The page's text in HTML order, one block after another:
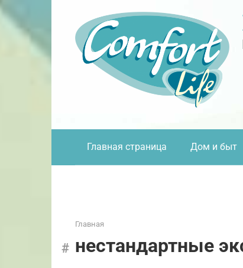
Перейти
контенту
Главная страница Дом и быт
Главная
нестандартные